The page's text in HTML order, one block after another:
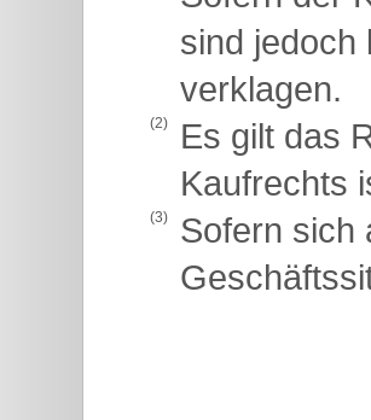
sind jedoch
verklagen.
(2)
Es gilt das
Kaufrechts
(3)
Sofern sich